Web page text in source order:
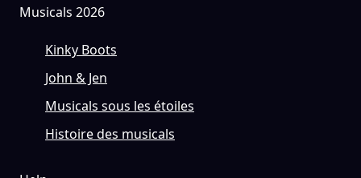
Musicals 2026
Kinky Boots
John & Jen
Musicals sous les étoiles
Histoire des musicals